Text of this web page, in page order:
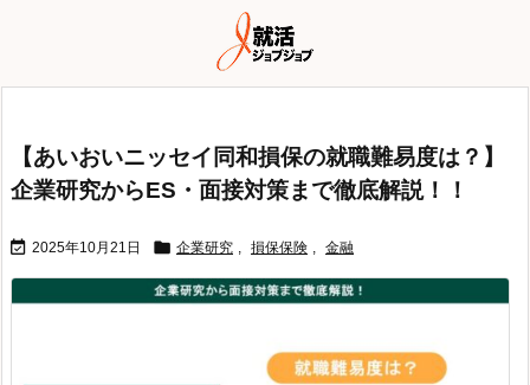
【あいおいニッセイ同和損保の就職難易度は？】
企業研究からES・面接対策まで徹底解説！！
 2025年10月21日  企業研究 , 損保保険 , 金融